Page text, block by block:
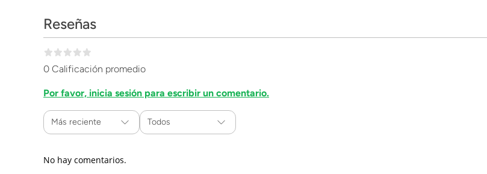
Reseñas
0 Calificación promedio
Por favor, inicia sesión para escribir un comentario.
Más reciente Todos
No hay comentarios.